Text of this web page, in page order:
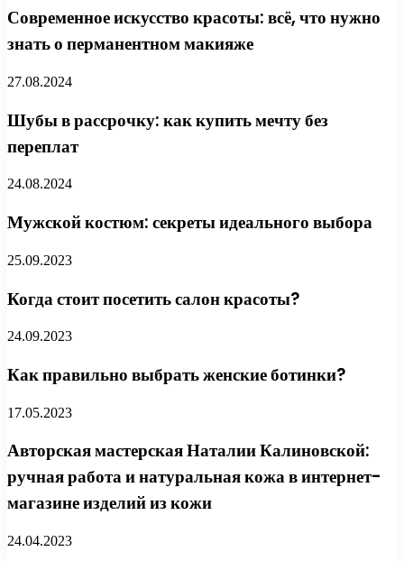
Современное искусство красоты: всё, что нужно
знать о перманентном макияже
27.08.2024
Шубы в рассрочку: как купить мечту без
переплат
24.08.2024
Мужской костюм: секреты идеального выбора
25.09.2023
Когда стоит посетить салон красоты?
24.09.2023
Как правильно выбрать женские ботинки?
17.05.2023
Авторская мастерская Наталии Калиновской:
ручная работа и натуральная кожа в интернет-
магазине изделий из кожи
24.04.2023